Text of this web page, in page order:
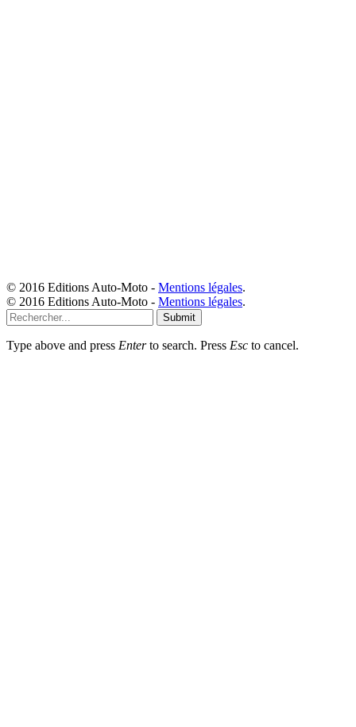
© 2016 Editions Auto-Moto - Mentions légales.
© 2016 Editions Auto-Moto - Mentions légales.
Submit
Type above and press Enterto search. Press Esc to cancel.